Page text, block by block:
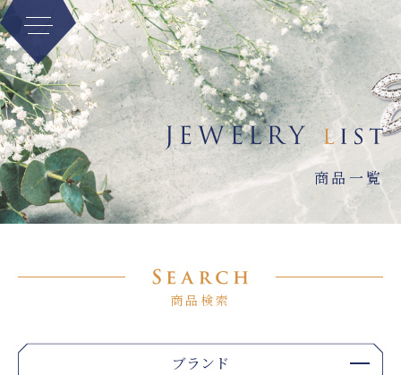
商品一覧
商品検索
ブランド